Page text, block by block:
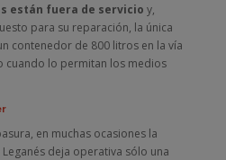
están fuera de servicio y,
para su reparación, la única
contenedor de 800 litros en la vía
cuando lo permitan los medios
en muchas ocasiones la
deja operativa sólo una